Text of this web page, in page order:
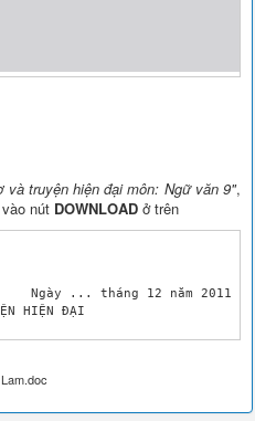
và truyện hiện đại môn: Ngữ văn 9",
nút DOWNLOAD ở trên